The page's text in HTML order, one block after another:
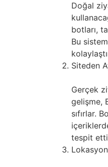
Doğal
botları,
Bu
Siteden
Gerçek
gelişme,
sıfırlar.
tespit